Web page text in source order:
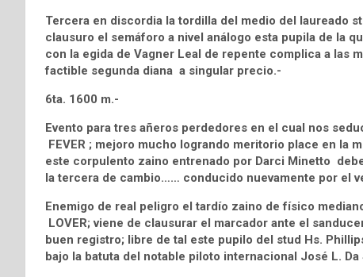
Tercera en discordia la tordilla del medio del laureado
clausuro el semáforo a nivel análogo esta pupila de la
con la egida de Vagner Leal de repente complica a las
factible segunda diana a singular precio.-
6ta. 1600 m.-
Evento para tres añeros perdedores en el cual nos
FEVER ; mejoro mucho logrando meritorio place en la
este corpulento zaino entrenado por Darci Minetto
la tercera de cambio…… conducido nuevamente por el
Enemigo de real peligro el tardío zaino de físico
LOVER; viene de clausurar el marcador ante el
buen registro; libre de tal este pupilo del stud Hs.
bajo la batuta del notable piloto internacional José L. Da